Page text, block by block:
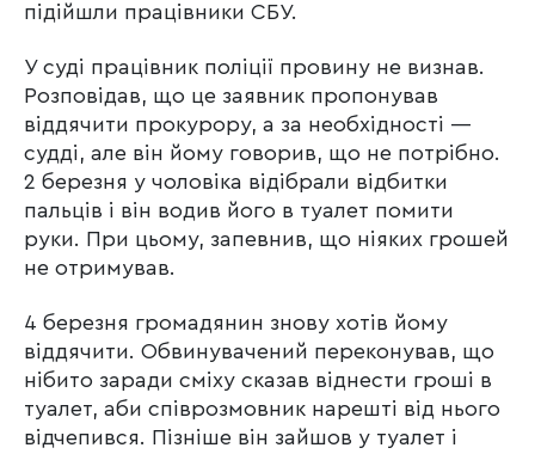
підійшли працівники СБУ.
У суді працівник поліції провину не визнав.
Розповідав, що це заявник пропонував
віддячити прокурору, а за необхідності —
судді, але він йому говорив, що не потрібно.
2 березня у чоловіка відібрали відбитки
пальців і він водив його в туалет помити
руки. При цьому, запевнив, що ніяких грошей
не отримував.
4 березня громадянин знову хотів йому
віддячити. Обвинувачений переконував, що
нібито заради сміху сказав віднести гроші в
туалет, аби співрозмовник нарешті від нього
відчепився. Пізніше він зайшов у туалет і